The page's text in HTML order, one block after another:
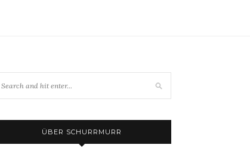
ÜBER SCHURRMURR